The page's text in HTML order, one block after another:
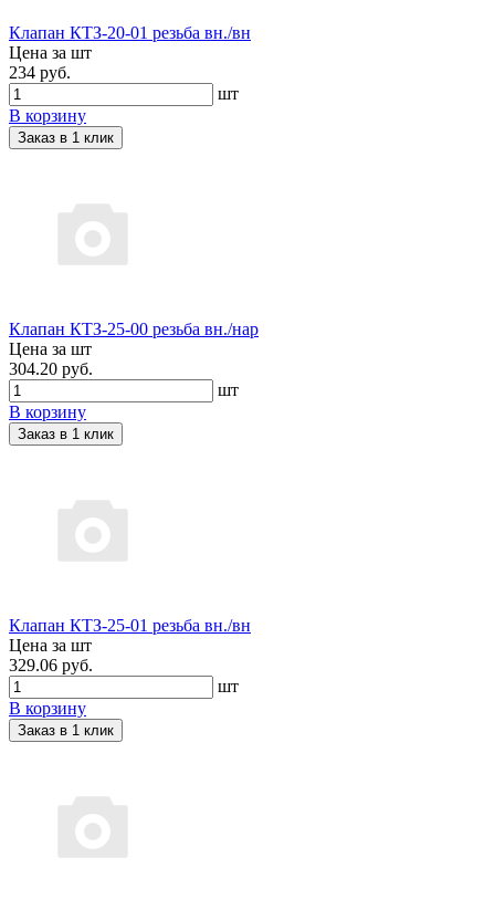
Клапан КТЗ-20-01 резьба вн./вн
Цена за шт
234 руб.
шт
В корзину
Заказ в 1 клик
Клапан КТЗ-25-00 резьба вн./нар
Цена за шт
304.20 руб.
шт
В корзину
Заказ в 1 клик
Клапан КТЗ-25-01 резьба вн./вн
Цена за шт
329.06 руб.
шт
В корзину
Заказ в 1 клик